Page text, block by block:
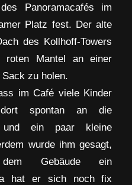
Panoramacafés im
Platz fest. Der alte
des Kollhoff-Towers
roten Mantel an einer
zu holen.
im Café viele Kinder
spontan an die
und ein paar kleine
wurde ihm gesagt,
Gebäude ein
hat er sich noch fix